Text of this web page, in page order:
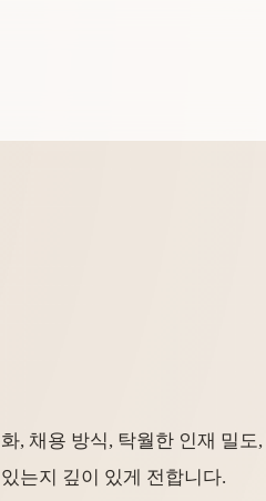
, 채용 방식, 탁월한 인재 밀도,
는지 깊이 있게 전합니다.